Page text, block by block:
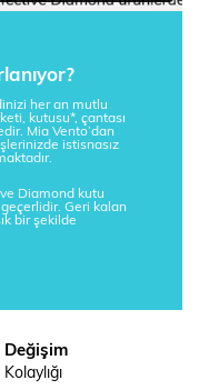
her an mutlu
kutusu*, çantası
Mia Vento’dan
istisnasız
Diamond kutu
Geri kalan
bir şekilde
Değişim
Kolaylığı